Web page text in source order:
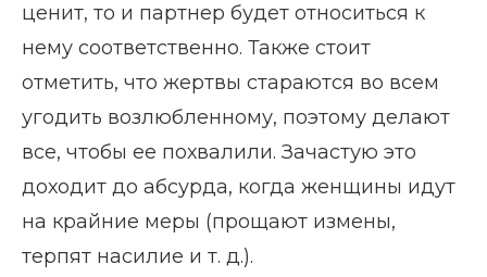
ценит, то и партнер будет относиться к
нему соответственно. Также стоит
отметить, что жертвы стараются во всем
угодить возлюбленному, поэтому делают
все, чтобы ее похвалили. Зачастую это
доходит до абсурда, когда женщины идут
на крайние меры (прощают измены,
терпят насилие и т. д.).